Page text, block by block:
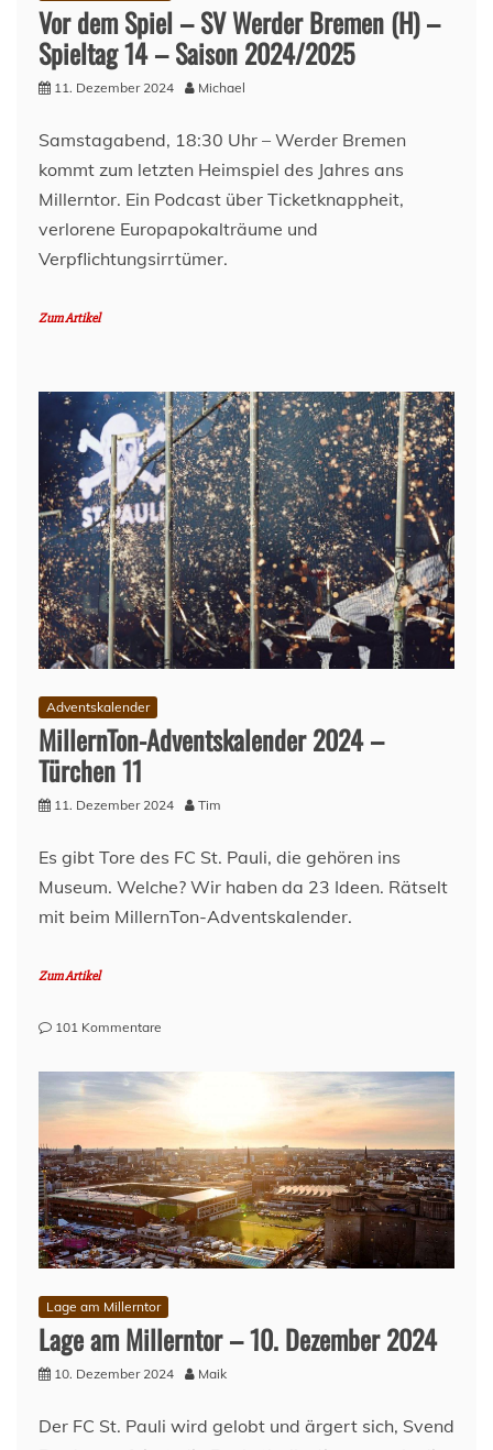
Vor dem Spiel – SV Werder Bremen (H) –
Spieltag 14 – Saison 2024/2025
11. Dezember 2024 Michael
Samstagabend, 18:30 Uhr – Werder Bremen
kommt zum letzten Heimspiel des Jahres ans
Millerntor. Ein Podcast über Ticketknappheit,
verlorene Europapokalträume und
Verpflichtungsirrtümer.
Zum Artikel
Adventskalender
MillernTon-Adventskalender 2024 –
Türchen 11
11. Dezember 2024 Tim
Es gibt Tore des FC St. Pauli, die gehören ins
Museum. Welche? Wir haben da 23 Ideen. Rätselt
mit beim MillernTon-Adventskalender.
Zum Artikel
101 Kommentare
Adventskalender
2024
Türchen
11
Lage am Millerntor
Lage am Millerntor – 10. Dezember 2024
10. Dezember 2024 Maik
Der FC St. Pauli wird gelobt und ärgert sich, Svend